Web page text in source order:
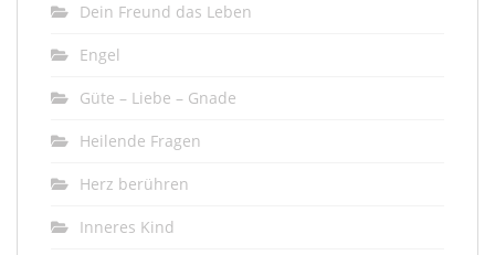
Dein Freund das Leben
Engel
Güte – Liebe – Gnade
Heilende Fragen
Herz berühren
Inneres Kind